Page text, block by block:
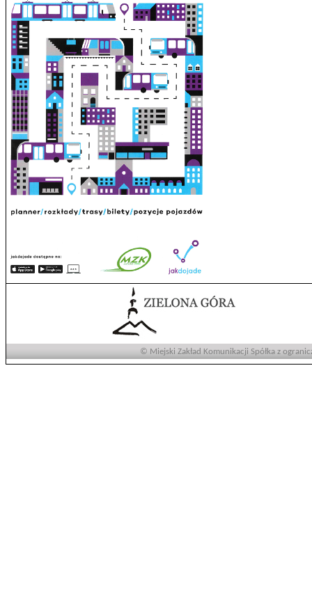
© Miejski Zakład Komunikacji Spółka z